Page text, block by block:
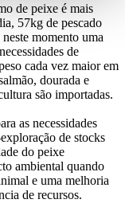
de peixe é mais
57kg de pescado
momento uma
de
cada vez maior em
dourada e
são importadas.
as necessidades
de stocks
do peixe
ambiental quando
e uma melhoria
de recursos.